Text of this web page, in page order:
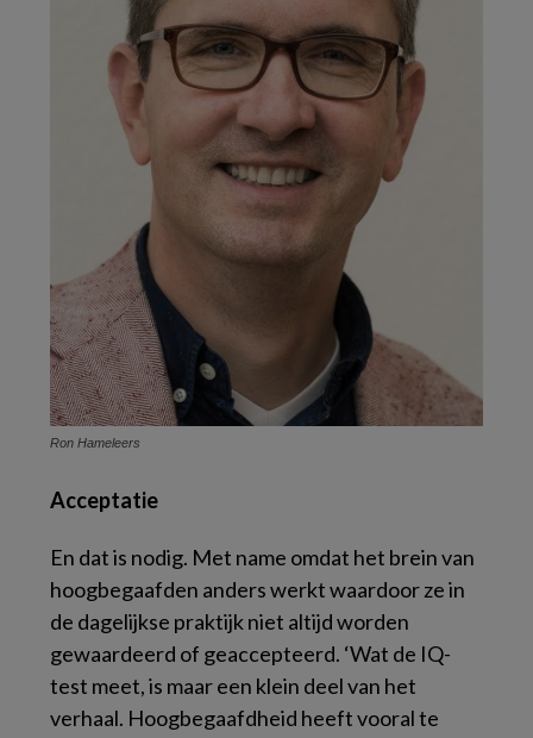
Ron Hameleers
Acceptatie
En dat is nodig. Met name omdat het brein van
hoogbegaafden anders werkt waardoor ze in
de dagelijkse praktijk niet altijd worden
gewaardeerd of geaccepteerd. ‘Wat de IQ-
test meet, is maar een klein deel van het
verhaal. Hoogbegaafdheid heeft vooral te